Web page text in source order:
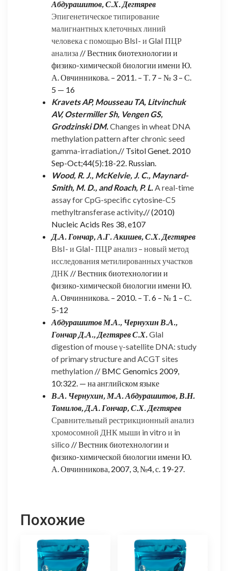
Абдурашитов, С.Х. Дегтярев
Эпигенетическое типирование
малигнантных клеточных линий
человека с помощью BlsI- и GlaI ПЦР
анализа // Вестник биотехнологии и
физико-химической биологии имени Ю.
А. Овчинникова. – 2011. – Т. 7 – № 3 – С.
5 — 16
Kravets AP, Mousseau TA, Litvinchuk
AV, Ostermiller Sh, Vengen GS,
Grodzinski DM. Changes in wheat DNA
methylation pattern after chronic seed
gamma-irradiation .// Tsitol Genet. 2010
Sep-Oct;44(5):18-22. Russian.
Wood, R. J., McKelvie, J. C., Maynard-
Smith, M. D., and Roach, P. L. A real-time
assay for CpG-specific cytosine-C5
methyltransferase activity.// (2010)
Nucleic Acids Res 38, e107
Д.А. Гончар, А.Г. Акишев, С.Х. Дегтярев
BlsI- и GlaI- ПЦР анализ – новый метод
исследования метилированных участков
ДНК // Вестник биотехнологии и
физико-химической биологии имени Ю.
А. Овчинникова. – 2010. – Т. 6 – № 1 – С.
5-12
Абдурашитов М.А., Чернухин В.А.,
Гончар Д.А., Дегтярев С.Х. GlaI
digestion of mouse γ-satellite DNA: study
of primary structure and ACGT sites
methylation // BMC Genomics 2009,
10:322. — на английском языке
В.А. Чернухин, М.А. Абдурашитов, В.Н.
Томилов, Д.А. Гончар, С.Х. Дегтярев
Сравнительный рестрикционный анализ
хромосомной ДНК мыши in vitro и in
silico // Вестник биотехнологии и
физико-химической биологии имени Ю.
А. Овчинникова, 2007, 3, №4, с. 19-27.
Похожие